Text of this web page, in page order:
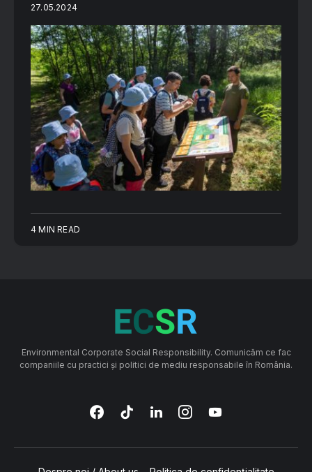
27.05.2024
4 MIN READ
Environmental Corporate Social Responsibility. Comunicăm ce fac
companiile cu practici și politici de mediu responsabile în România.